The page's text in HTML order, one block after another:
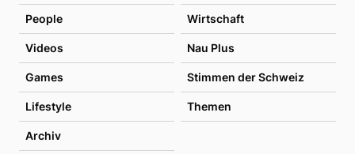
People Wirtschaft
Videos Nau Plus
Games Stimmen der Schweiz
Lifestyle Themen
Archiv